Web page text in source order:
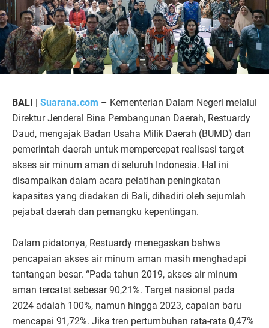
BALI | Suarana.com – Kementerian Dalam Negeri melalui
Direktur Jenderal Bina Pembangunan Daerah, Restuardy
Daud, mengajak Badan Usaha Milik Daerah (BUMD) dan
pemerintah daerah untuk mempercepat realisasi target
akses air minum aman di seluruh Indonesia. Hal ini
disampaikan dalam acara pelatihan peningkatan
kapasitas yang diadakan di Bali, dihadiri oleh sejumlah
pejabat daerah dan pemangku kepentingan.
Dalam pidatonya, Restuardy menegaskan bahwa
pencapaian akses air minum aman masih menghadapi
tantangan besar. “Pada tahun 2019, akses air minum
aman tercatat sebesar 90,21%. Target nasional pada
2024 adalah 100%, namun hingga 2023, capaian baru
mencapai 91,72%. Jika tren pertumbuhan rata-rata 0,47%